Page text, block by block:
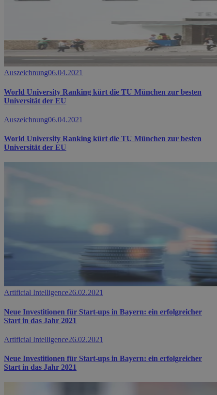
Auszeichnung06.04.2021
World University Ranking kürt die TU München zur besten
Universität der EU
Auszeichnung06.04.2021
World University Ranking kürt die TU München zur besten
Universität der EU
Artificial Intelligence26.02.2021
Neue Investitionen für Start-ups in Bayern: ein erfolgreicher
Start in das Jahr 2021
Artificial Intelligence26.02.2021
Neue Investitionen für Start-ups in Bayern: ein erfolgreicher
Start in das Jahr 2021